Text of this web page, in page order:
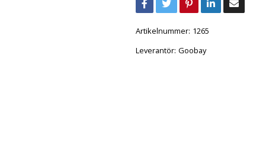
Artikelnummer: 1265
Leverantör: Goobay